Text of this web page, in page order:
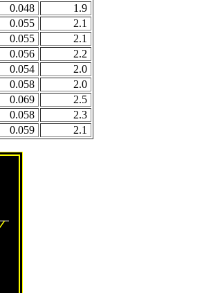
0.048
1.9
0.055
2.1
0.055
2.1
0.056
2.2
0.054
2.0
0.058
2.0
0.069
2.5
0.058
2.3
0.059 2.1